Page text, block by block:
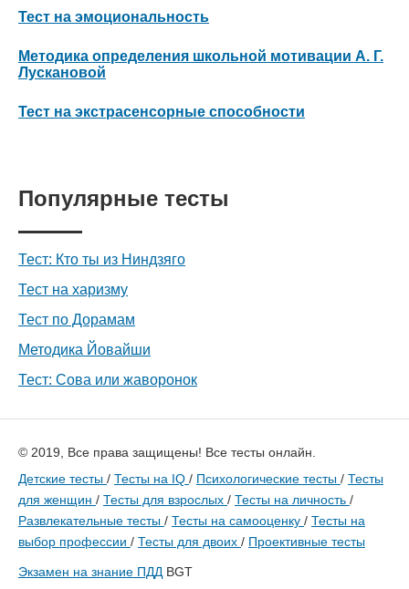
Тест на эмоциональность
Методика определения школьной мотивации А. Г.
Лускановой
Тест на экстрасенсорные способности
Популярные тесты
Тест: Кто ты из Ниндзяго
Тест на харизму
Тест по Дорамам
Методика Йовайши
Тест: Сова или жаворонок
© 2019, Все права защищены! Все тесты онлайн.
Детские тесты / Тесты на IQ / Психологические тесты / Тесты
для женщин / Тесты для взрослых / Тесты на личность /
Развлекательные тесты / Тесты на самооценку / Тесты на
выбор профессии / Тесты для двоих / Проективные тесты
Экзамен на знание ПДД BGT